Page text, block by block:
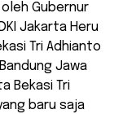
Gubernur
Jakarta Heru
Tri Adhianto
Jawa
Bekasi Tri
baru saja